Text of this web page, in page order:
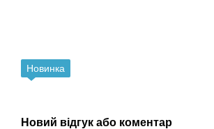
Новинка
Новий відгук або коментар